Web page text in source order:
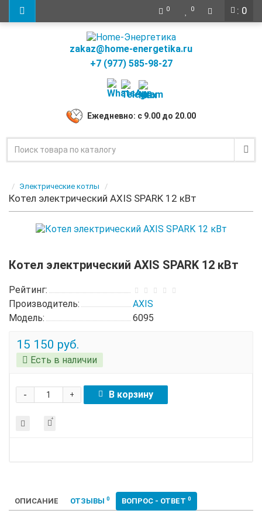
: 0
0 0
zakaz@home-energetika.ru
+7 (977) 585-98-27
Ежедневно: с 9.00 до 20.00
Электрические котлы
Котел электрический AXIS SPARK 12 кВт
Котел электрический AXIS SPARK 12 кВт
Рейтинг:
Производитель:
AXIS
Модель:
6095
15 150 руб.
Есть в наличии
+
- В корзину
ОПИСАНИЕ ОТЗЫВЫ 0 ВОПРОС - ОТВЕТ 0